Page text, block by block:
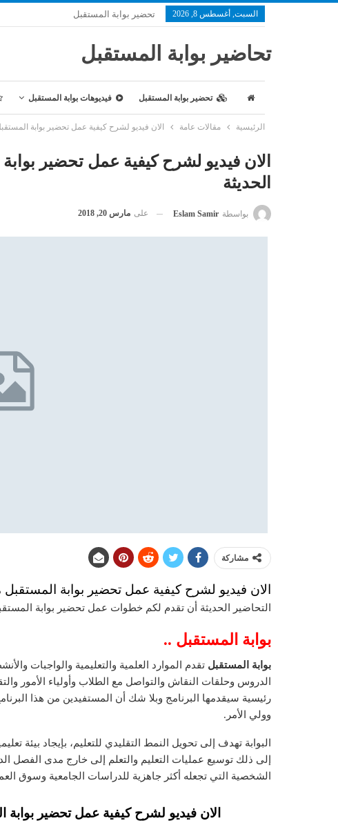
السبت, أغسطس 8, 2026 تحضير بوابة المستقبل
تحاضير بوابة المستقبل
تحضير بوابة المستقبل فيديوهات بوابة المستقبل
الرئيسية مقالات عامة الان فيديو لشرح كيفية عمل تحضير بوابة
الان فيديو لشرح كيفية عمل تحضير
الحديثة
بواسطة Eslam Samir على مارس 20, 2018
مشاركة
الان فيديو لشرح كيفية عمل تحضير بوابة
التحاضير الحديثة أن تقدم لكم خطوات عمل تحضير بوابة
بوابة المستقبل ..
بوابة المستقبل تقدم الموارد العلمية والتعليمية والواجبات
الدروس وحلقات النقاش والتواصل مع الطلاب وأولياء الأمور
رئيسية سيقدمها البرنامج وبلا شك أن المستفيدين من هذا
وولي الأمر.
البوابة تهدف إلى تحويل النمط التقليدي للتعليم، بإيجاد بيئة
إلى ذلك توسيع عمليات التعليم والتعلم إلى خارج مدى الفصل
الشخصية التي تجعله أكثر جاهزية للدراسات الجامعية وسوق
الان فيديو لشرح كيفية عمل تحضير